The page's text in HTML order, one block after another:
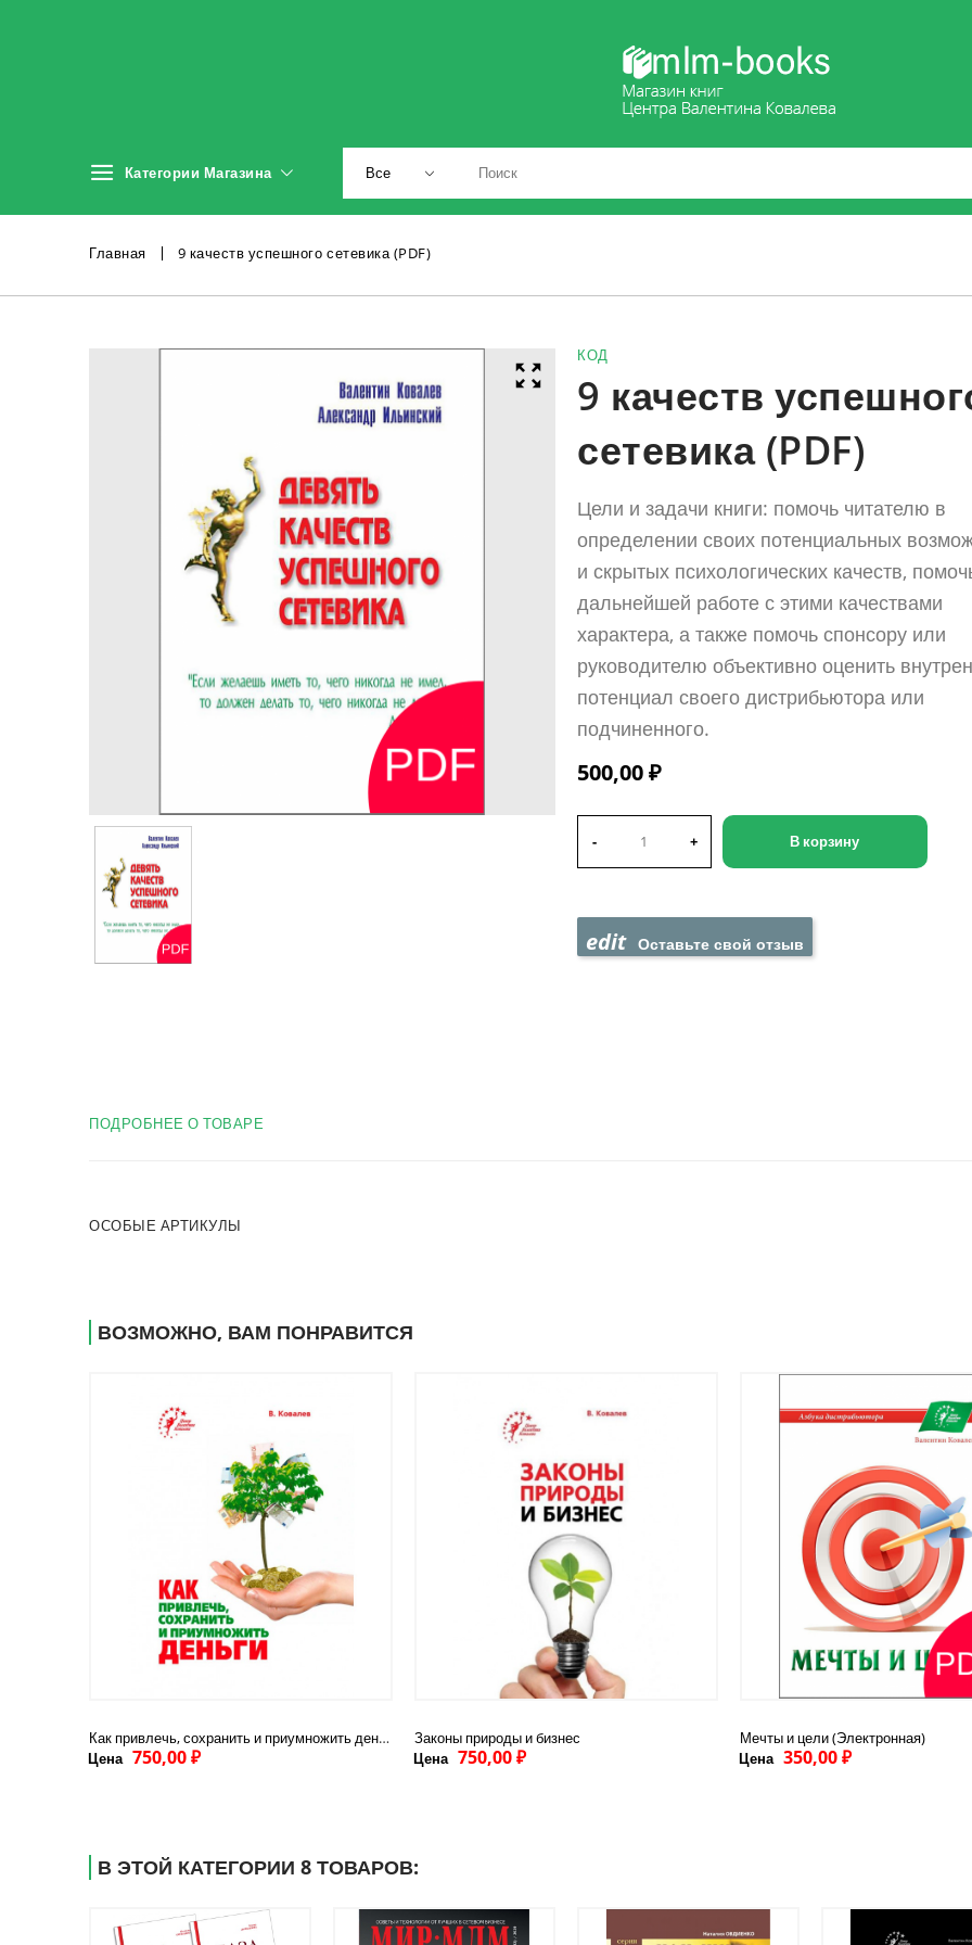
Категории Магазина
Главная 9 качеств успешного сетевика (PDF)
КОД
9 качеств
сетевика (PDF)
Цели и задачи книги: помочь читателю в
определении своих потенциальных
и скрытых психологических качеств,
дальнейшей работе с этими качествами
характера, а также помочь спонсору или
руководителю объективно оценить
потенциал своего дистрибьютора или
подчиненного.
500,00 ₽
- + В корзину
edit Оставьте свой отзыв
ПОДРОБНЕЕ О ТОВАРЕ
ОСОБЫЕ АРТИКУЛЫ
ВОЗМОЖНО, ВАМ ПОНРАВИТСЯ
Как привлечь, сохранить и приумножить деньги
Цена 750,00 ₽
Законы природы и бизнес
Цена 750,00 ₽
Мечты и цели (Электронная)
Цена 350,00 ₽
В ЭТОЙ КАТЕГОРИИ 8 ТОВАРОВ: